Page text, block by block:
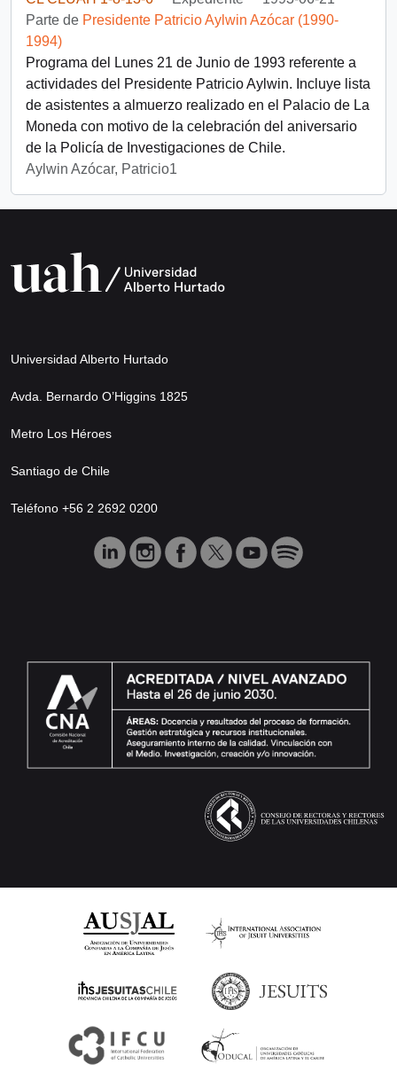
Parte de Presidente Patricio Aylwin Azócar (1990-
1994)
Programa del Lunes 21 de Junio de 1993 referente a
actividades del Presidente Patricio Aylwin. Incluye lista
de asistentes a almuerzo realizado en el Palacio de La
Moneda con motivo de la celebración del aniversario
de la Policía de Investigaciones de Chile.
Aylwin Azócar, Patricio1
Universidad Alberto Hurtado
Avda. Bernardo O’Higgins 1825
Metro Los Héroes
Santiago de Chile
Teléfono +56 2 2692 0200